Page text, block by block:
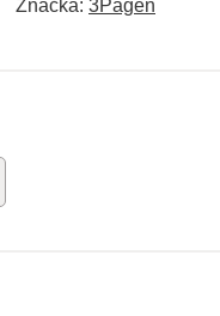
Značka: 3Pagen